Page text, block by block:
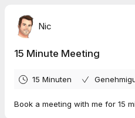
Nic
15 Minute Meeting
15 Minuten
Book a meeting with me for 15